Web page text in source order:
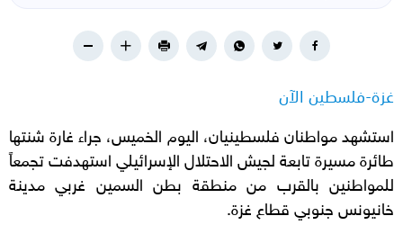
غزة-فلسطين الآن
استشهد مواطنان فلسطينيان، اليوم الخميس، جراء غارة شنتها
طائرة مسيرة تابعة لجيش الاحتلال الإسرائيلي استهدفت تجمعاً
للمواطنين بالقرب من منطقة بطن السمين غربي مدينة
خانيونس جنوبي قطاع غزة.